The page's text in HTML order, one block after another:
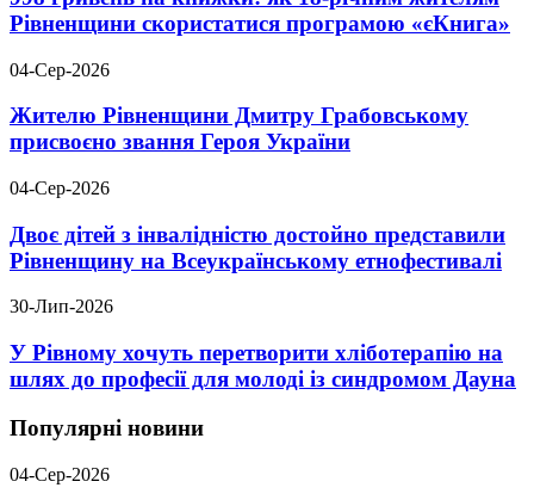
Рівненщини скористатися програмою «єКнига»
04-Сер-2026
Жителю Рівненщини Дмитру Грабовському
присвоєно звання Героя України
04-Сер-2026
Двоє дітей з інвалідністю достойно представили
Рівненщину на Всеукраїнському етнофестивалі
30-Лип-2026
У Рівному хочуть перетворити хліботерапію на
шлях до професії для молоді із синдромом Дауна
Популярні новини
04-Сер-2026